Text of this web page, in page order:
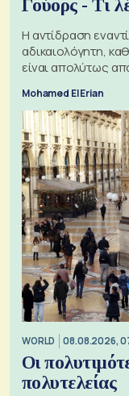
Γούορς - Τι
Η αντίδραση
αδικαιολόγητη,
είναι απολύτως
Mohamed El Erian
WORLD 08.08.2026,
Οι
πολυτελείας